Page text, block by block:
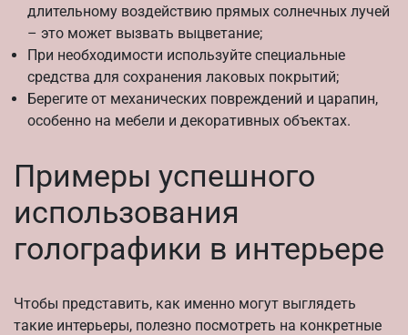
длительному воздействию прямых солнечных лучей
– это может вызвать выцветание;
При необходимости используйте специальные
средства для сохранения лаковых покрытий;
Берегите от механических повреждений и царапин,
особенно на мебели и декоративных объектах.
Примеры успешного
использования
голографики в интерьере
Чтобы представить, как именно могут выглядеть
такие интерьеры, полезно посмотреть на конкретные